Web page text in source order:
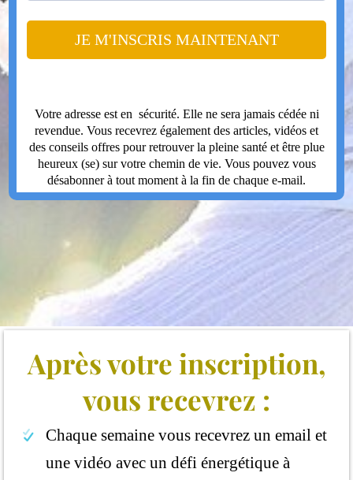
JE M'INSCRIS MAINTENANT
Votre adresse est en sécurité. Elle ne sera jamais cédée ni
revendue. Vous recevrez également des articles, vidéos et
des conseils offres pour retrouver la pleine santé et être plue
heureux (se) sur votre chemin de vie. Vous pouvez vous
désabonner à tout moment à la fin de chaque e-mail.
Après votre inscription,
vous recevrez :
Chaque semaine vous recevrez un email et
une vidéo avec un défi énergétique à